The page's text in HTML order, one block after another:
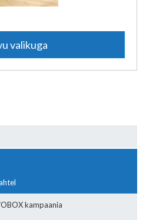
valikuga
kampaania